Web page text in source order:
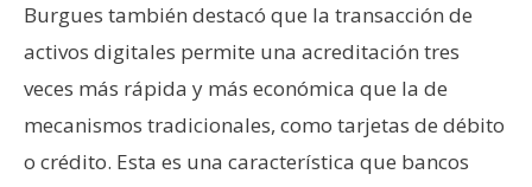
Burgues también destacó que la transacción de
activos digitales permite una acreditación tres
veces más rápida y más económica que la de
mecanismos tradicionales, como tarjetas de débito
o crédito. Esta es una característica que bancos